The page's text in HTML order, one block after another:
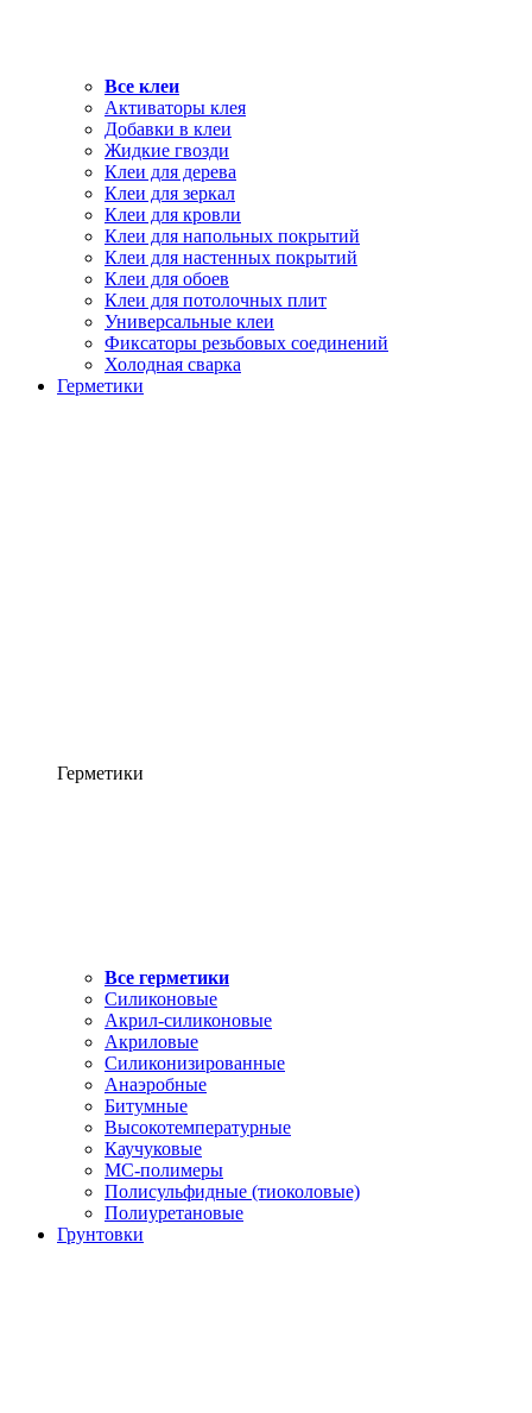
Все клеи
Активаторы клея
Добавки в клеи
Жидкие гвозди
Клеи для дерева
Клеи для зеркал
Клеи для кровли
Клеи для напольных покрытий
Клеи для настенных покрытий
Клеи для обоев
Клеи для потолочных плит
Универсальные клеи
Фиксаторы резьбовых соединений
Холодная сварка
Герметики
Герметики
Все герметики
Силиконовые
Акрил-силиконовые
Акриловые
Силиконизированные
Анаэробные
Битумные
Высокотемпературные
Каучуковые
МС-полимеры
Полисульфидные (тиоколовые)
Полиуретановые
Грунтовки